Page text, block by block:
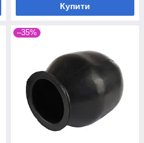
Купити
–35%